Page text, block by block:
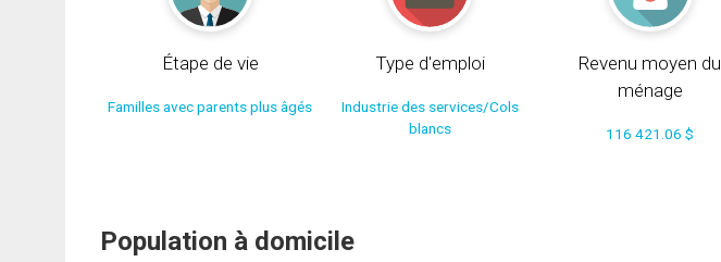
Étape de vie
Familles avec parents plus âgés
Type d'emploi
Industrie des services/Cols
blancs
Revenu moyen du
ménage
116 421.06 $
Population à domicile